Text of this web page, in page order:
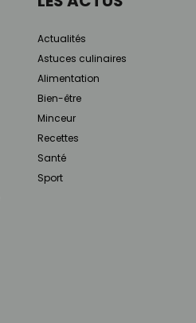
Actualités
Astuces culinaires
Alimentation
Bien-être
Minceur
Recettes
Santé
Sport